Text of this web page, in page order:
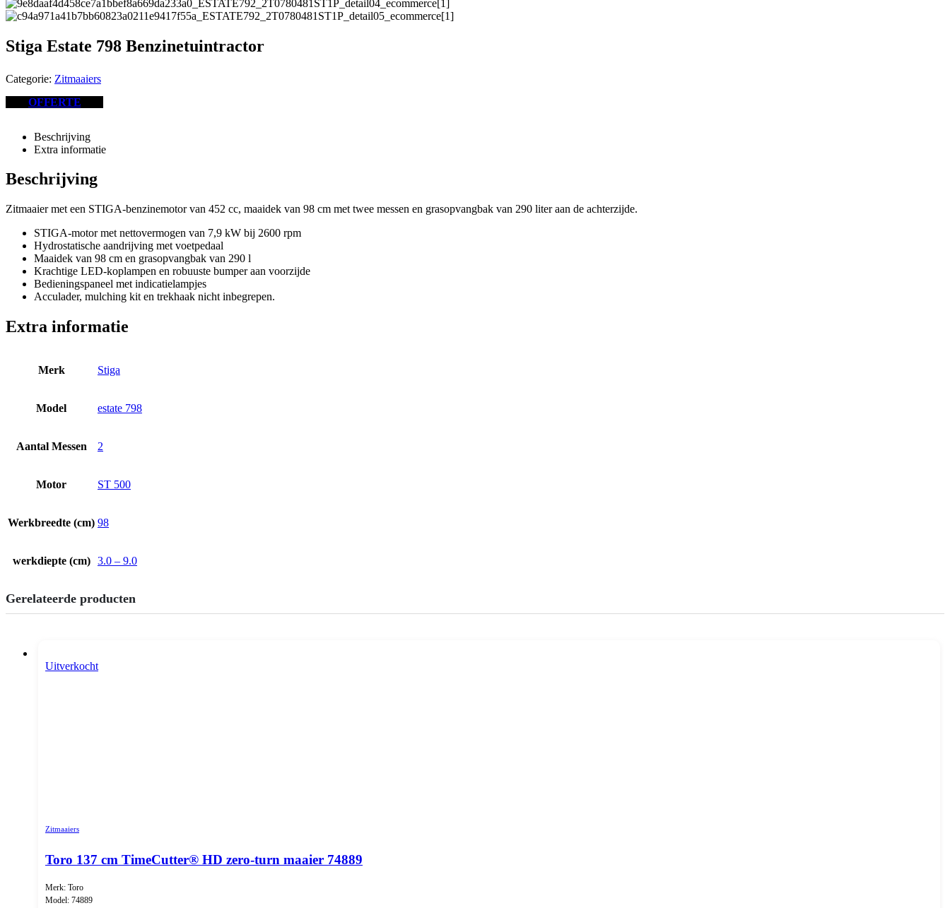
Stiga Estate 798 Benzinetuintractor
Categorie: Zitmaaiers
OFFERTE
Beschrijving
Extra informatie
Beschrijving
Zitmaaier met een STIGA-benzinemotor van 452 cc, maaidek van 98 cm met twee messen en grasopvangbak van 290 liter aan de achterzijde.
STIGA-motor met nettovermogen van 7,9 kW bij 2600 rpm
Hydrostatische aandrijving met voetpedaal
Maaidek van 98 cm en grasopvangbak van 290 l
Krachtige LED-koplampen en robuuste bumper aan voorzijde
Bedieningspaneel met indicatielampjes
Acculader, mulching kit en trekhaak nicht inbegrepen.
Extra informatie
Merk Stiga
Model estate 798
Aantal Messen 2
Motor ST 500
Werkbreedte (cm) 98
werkdiepte (cm) 3.0 – 9.0
Gerelateerde producten
Uitverkocht
Zitmaaiers
Toro 137 cm TimeCutter® HD zero-turn maaier 74889
Merk: Toro
Model: 74889